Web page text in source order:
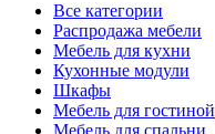
Все категории
Распродажа мебели
Мебель для кухни
Кухонные модули
Шкафы
Мебель для гостиной
Мебель для спальни